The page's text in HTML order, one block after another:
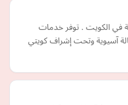
في الكويت . توفر خدمات
آسيوية وتحت إشراف كويتي